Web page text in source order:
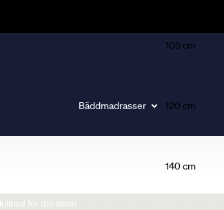
för din sömn.
Bäddmadrasser
105 cm
120 cm
140 cm